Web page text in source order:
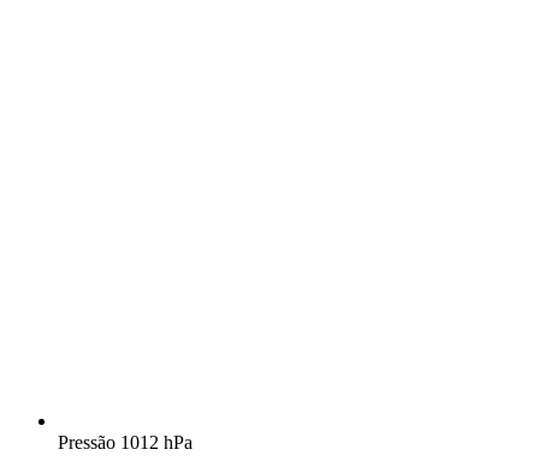
Pressão 1012 hPa